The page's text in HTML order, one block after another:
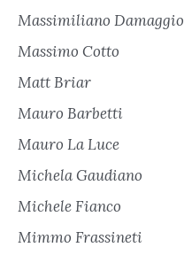
Massimiliano Damaggio
Massimo Cotto
Matt Briar
Mauro Barbetti
Mauro La Luce
Michela Gaudiano
Michele Fianco
Mimmo Frassineti